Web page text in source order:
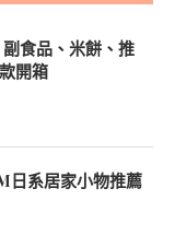
食品、米餅、推
開箱
日系居家小物推薦